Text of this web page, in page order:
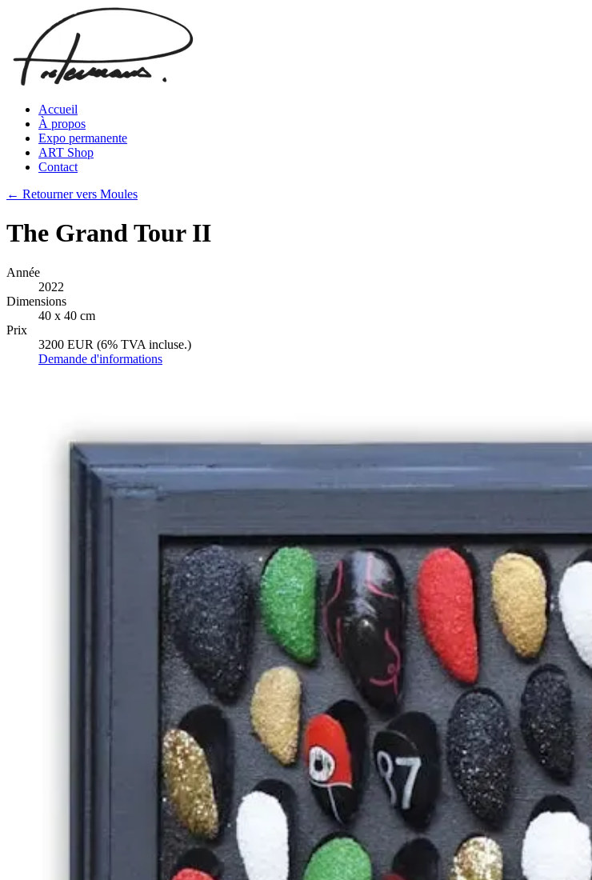
Accueil
À propos
Expo permanente
ART Shop
Contact
← Retourner vers Moules
The Grand Tour II
Année
2022
Dimensions
40 x 40 cm
Prix
3200 EUR (6% TVA incluse.)
Demande d'informations